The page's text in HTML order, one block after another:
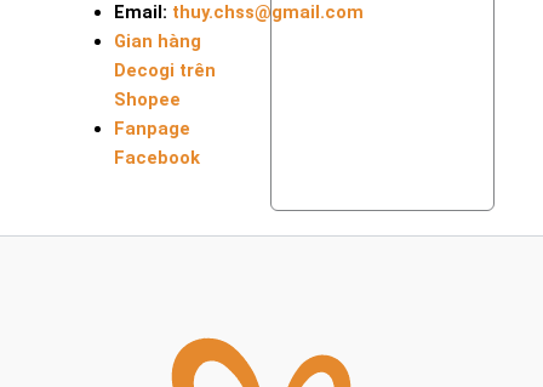
Email: thuy.chss@gmail.com
Gian hàng
Decogi trên
Shopee
Fanpage
Facebook